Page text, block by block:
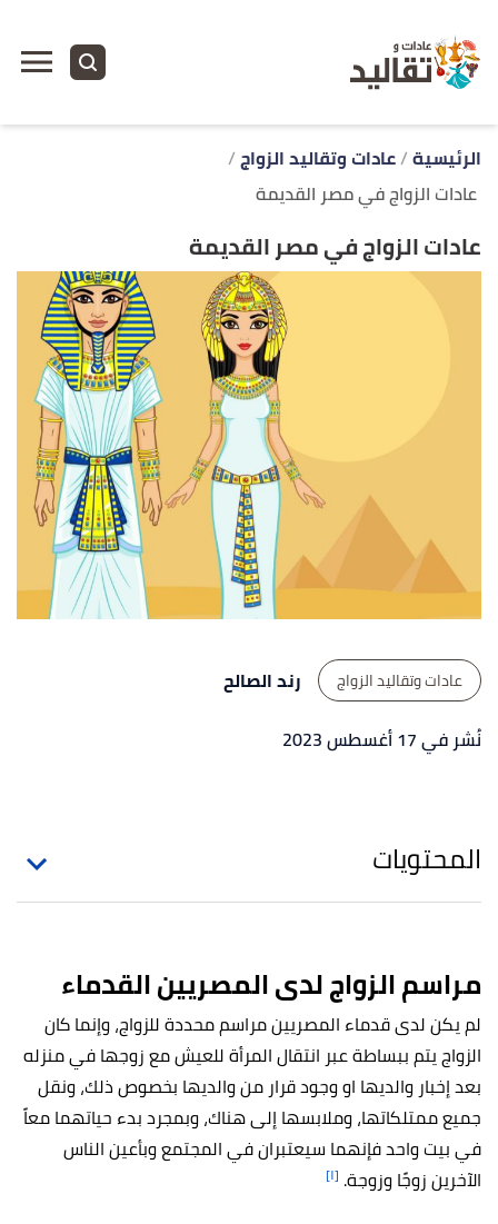
الرئيسية عادات وتقاليد الزواج
عادات الزواج في مصر القديمة
عادات الزواج في مصر القديمة
عادات وتقاليد الزواج
رند الصالح
نُشر في 17 أغسطس 2023
المحتويات
مراسم الزواج لدى المصريين القدماء
لم يكن لدى قدماء المصريين مراسم محددة للزواج، وإنما كان
الزواج يتم ببساطة عبر انتقال المرأة للعيش مع زوجها في منزله
بعد إخبار والديها او وجود قرار من والديها بخصوص ذلك، ونقل
جميع ممتلكاتها، وملابسها إلى هناك، وبمجرد بدء حياتهما معاً
في بيت واحد فإنهما سيعتبران في المجتمع وبأعين الناس
الآخرين زوجًا وزوجة. [١]